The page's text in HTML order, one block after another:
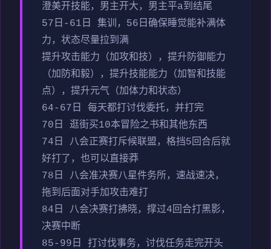
澄美开技能，男主开大，男主平a到结尾
57日-61日 集训，56日确保睡觉能补满体
力，状态尽量拉到满
提升攻击能力（加攻和技），提升防御能力
（加防和毅），提升技能能力（加智和技能
点），提升元气（加体力和状态）
64-67日 每天都打讨伐委托，并打完
70日 逛街买10本冒险之书和其他东西
74日 八会正赛打斥候联盟，格挡5回合后就
好打了，也可以直接莽
78日 八会准决赛八星件务所，速战速决，
拖到后面对手加攻击难打
84日 八会决赛打拂晓，撑过4回合打黑影，
决赛中断
85-99日 打讨伐事务，讨伐任务走完开头